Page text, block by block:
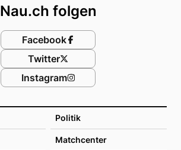
Politik
Matchcenter
Nau.ch folgen
Facebook
Twitter
Instagram